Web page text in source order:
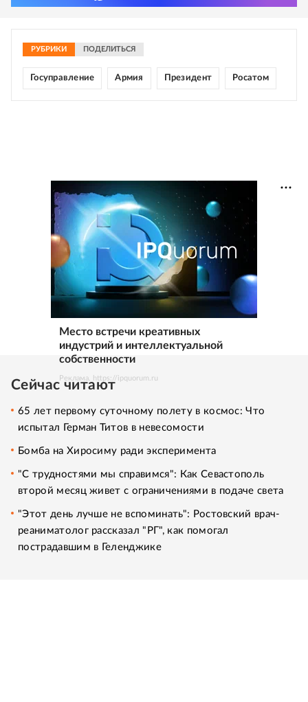
РУБРИКИ ПОДЕЛИТЬСЯ
Госуправление Армия Президент Росатом
Место встречи креативных
индустрий и интеллектуальной
собственности
Реклама. https://ipquorum.ru
Сейчас читают
65 лет первому суточному полету в космос: Что
испытал Герман Титов в невесомости
Бомба на Хиросиму ради эксперимента
"С трудностями мы справимся": Как Севастополь
второй месяц живет с ограничениями в подаче света
"Этот день лучше не вспоминать": Ростовский врач-
реаниматолог рассказал "РГ", как помогал
пострадавшим в Геленджике